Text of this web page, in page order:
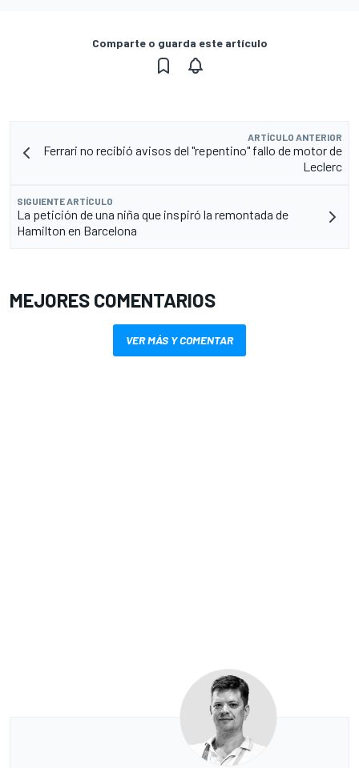
Comparte o guarda este artículo
ARTÍCULO ANTERIOR
Ferrari no recibió avisos del "repentino" fallo de motor de
Leclerc
SIGUIENTE ARTÍCULO
La petición de una niña que inspiró la remontada de
Hamilton en Barcelona
MEJORES COMENTARIOS
VER MÁS Y COMENTAR